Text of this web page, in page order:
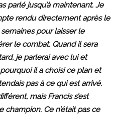
parlé jusqu’à maintenant. Je
rendu directement après le
pour laisser le
le combat. Quand il sera
je parlerai avec lui et
il a choisi ce plan et
pas à ce qui est arrivé.
mais Francis s’est
Ce n’était pas ce